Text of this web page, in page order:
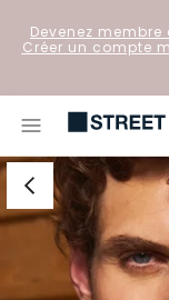
Devenez
Créer un compte